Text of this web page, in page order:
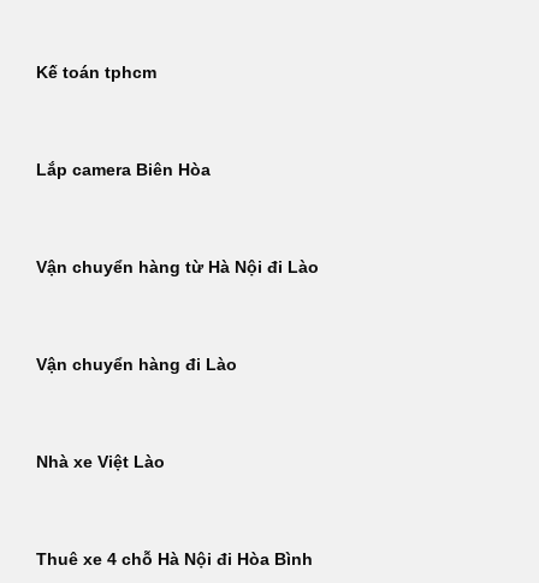
Kế toán tphcm
Lắp camera Biên Hòa
Vận chuyển hàng từ Hà Nội đi Lào
Vận chuyển hàng đi Lào
Nhà xe Việt Lào
Thuê xe 4 chỗ Hà Nội đi Hòa Bình